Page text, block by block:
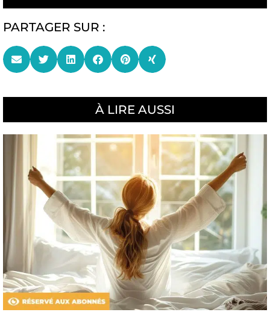
PARTAGER SUR :
À LIRE AUSSI